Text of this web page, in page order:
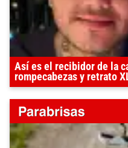
Así es el recibidor de la
rompecabezas y retrato